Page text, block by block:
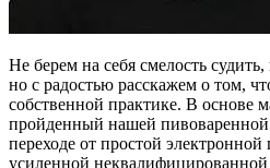
Не берем на себя смелость
но с радостью расскажем о том,
собственной практике. В основе
пройденный нашей
переходе от простой
усиленной